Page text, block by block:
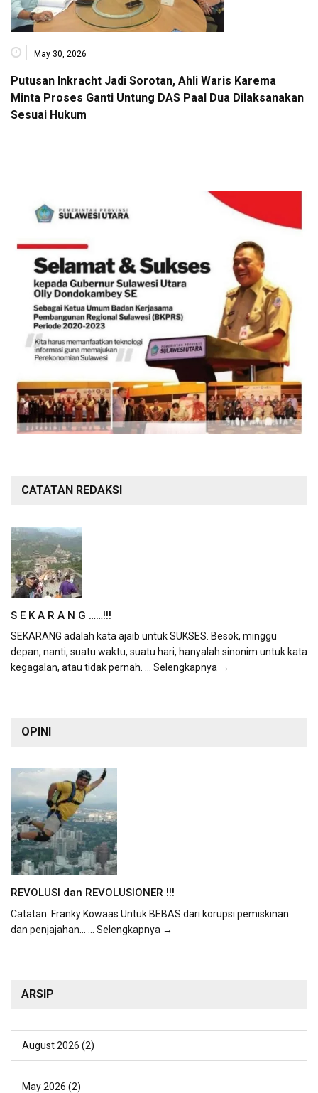
May 30, 2026
Putusan Inkracht Jadi Sorotan, Ahli Waris Karema
Minta Proses Ganti Untung DAS Paal Dua Dilaksanakan
Sesuai Hukum
CATATAN REDAKSI
S E K A R A N G ……!!!
SEKARANG adalah kata ajaib untuk SUKSES. Besok, minggu
depan, nanti, suatu waktu, suatu hari, hanyalah sinonim untuk kata
kegagalan, atau tidak pernah. ... Selengkapnya →
OPINI
REVOLUSI dan REVOLUSIONER !!!
Catatan: Franky Kowaas Untuk BEBAS dari korupsi pemiskinan
dan penjajahan...
... Selengkapnya →
ARSIP
August 2026 (2)
May 2026 (2)